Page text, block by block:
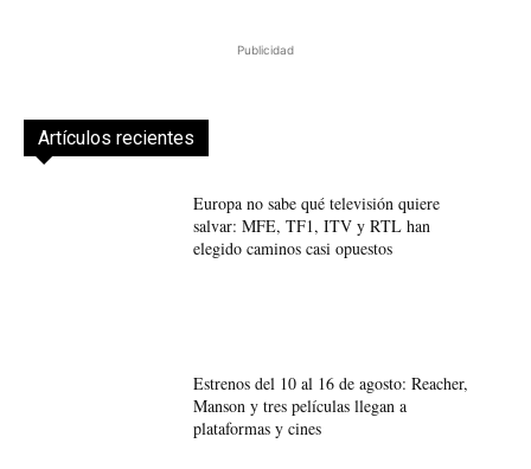
Publicidad
Artículos recientes
Europa no sabe qué televisión quiere
salvar: MFE, TF1, ITV y RTL han
elegido caminos casi opuestos
Estrenos del 10 al 16 de agosto: Reacher,
Manson y tres películas llegan a
plataformas y cines